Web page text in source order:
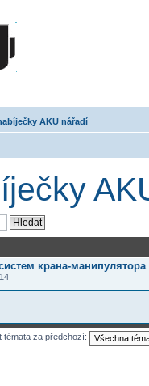
AKU nářadí
крана-манипулятора
témata za předchozí: